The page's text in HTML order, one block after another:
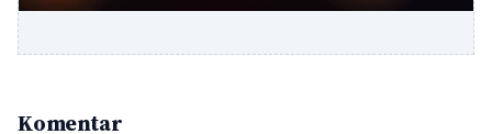
Komentar